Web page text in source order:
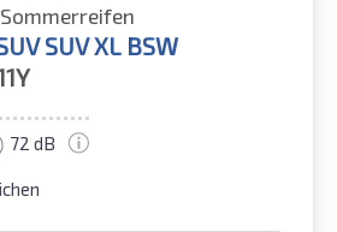
Sommerreifen
SUV XL BSW
72 dB